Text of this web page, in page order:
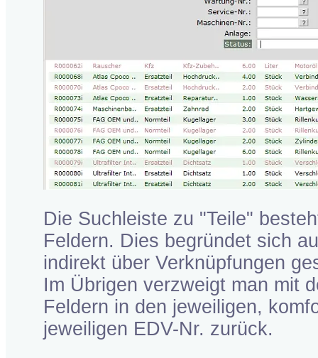
Die Suchleiste zu "Teile"
Feldern. Dies begründet sich
indirekt über Verknüpfungen
Im Übrigen verzweigt man mit
Feldern in den jeweiligen,
jeweiligen EDV-Nr. zurück.